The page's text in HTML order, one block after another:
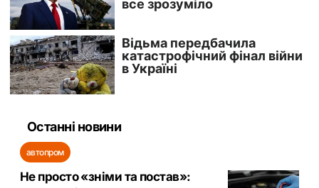
Останні новини
автопром
Не просто «зніми та постав»: